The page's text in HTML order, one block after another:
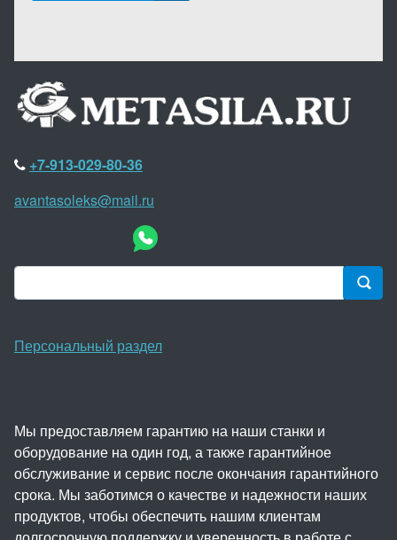
+7-913-029-80-36
avantasoleks@mail.ru
Персональный раздел
Мы предоставляем гарантию на наши станки и
оборудование на один год, а также гарантийное
обслуживание и сервис после окончания гарантийного
срока. Мы заботимся о качестве и надежности наших
продуктов, чтобы обеспечить нашим клиентам